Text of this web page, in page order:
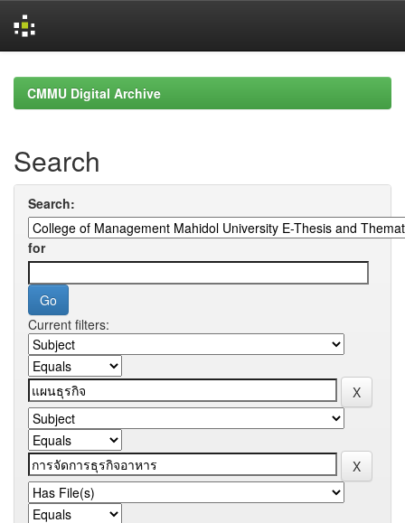
navigationCMMU Digital Archive
Search
Search:
for
Current filters: